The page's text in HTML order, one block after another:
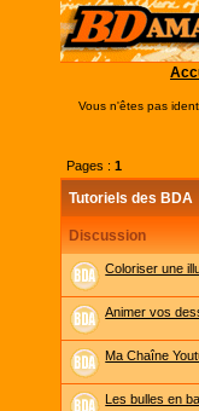
Vous n'êtes pas
Pages : 1
Tutoriels des BDA
Discussion
Coloriser une
Animer vos
Ma Chaîne
Les bulles en